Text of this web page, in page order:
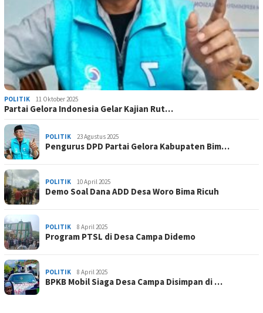
POLITIK 11 Oktober 2025
Partai Gelora Indonesia Gelar Kajian Rut…
POLITIK 23 Agustus 2025
Pengurus DPD Partai Gelora Kabupaten Bim…
POLITIK 10 April 2025
Demo Soal Dana ADD Desa Woro Bima Ricuh
POLITIK 8 April 2025
Program PTSL di Desa Campa Didemo
POLITIK 8 April 2025
BPKB Mobil Siaga Desa Campa Disimpan di …